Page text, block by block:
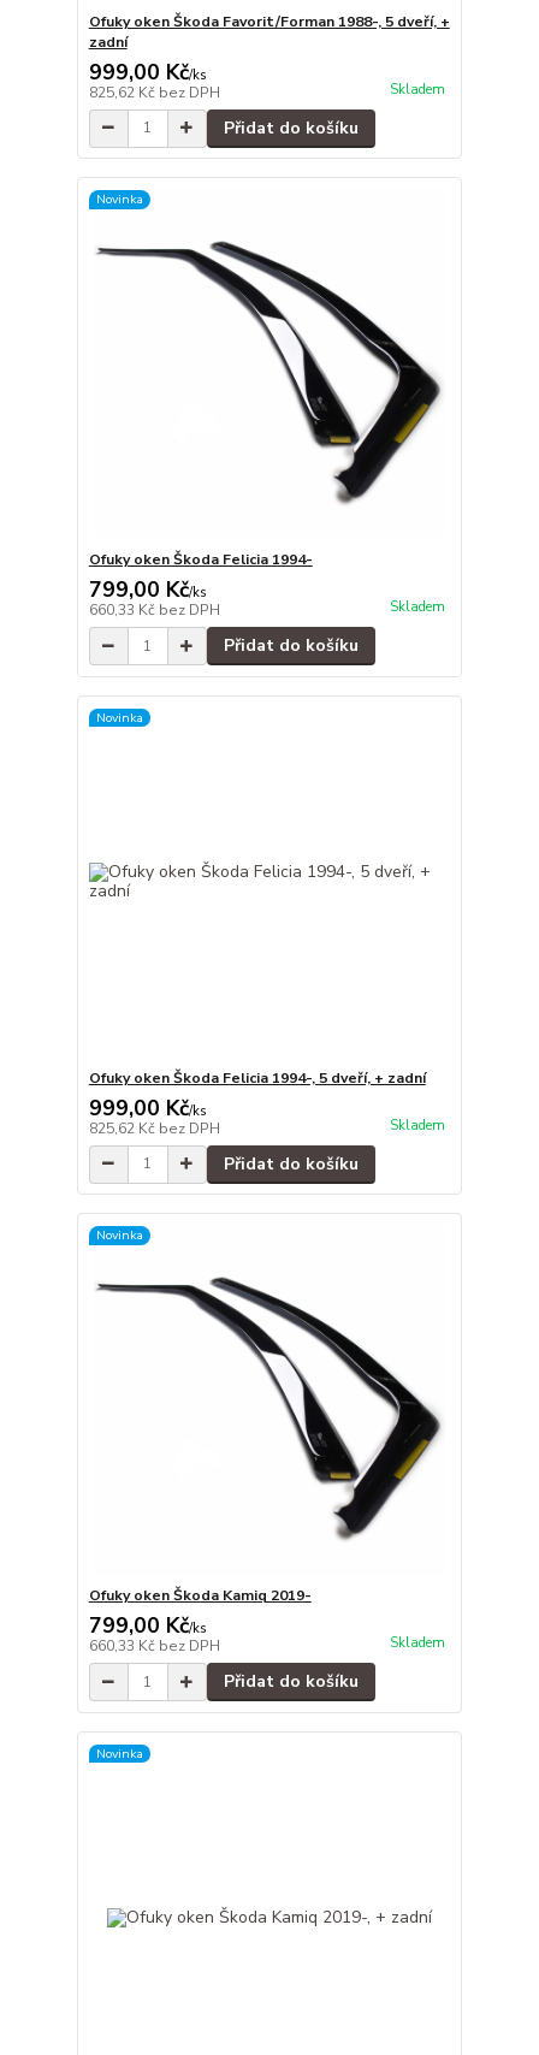
Ofuky oken Škoda Favorit/Forman 1988-, 5 dveří, +
zadní
999,00 Kč/ks
825,62 Kč bez DPH Skladem
Přidat do košíku
Novinka
Ofuky oken Škoda Felicia 1994-
799,00 Kč/ks
660,33 Kč bez DPH Skladem
Přidat do košíku
Novinka
Ofuky oken Škoda Felicia 1994-, 5 dveří, + zadní
999,00 Kč/ks
825,62 Kč bez DPH Skladem
Přidat do košíku
Novinka
Ofuky oken Škoda Kamiq 2019-
799,00 Kč/ks
660,33 Kč bez DPH Skladem
Přidat do košíku
Novinka